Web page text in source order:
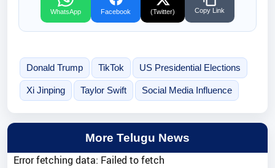
WhatsApp Facebook (Twitter) Copy Link
Donald Trump TikTok US Presidential Elections
Xi Jinping Taylor Swift Social Media Influence
More Telugu News
Error fetching data: Failed to fetch